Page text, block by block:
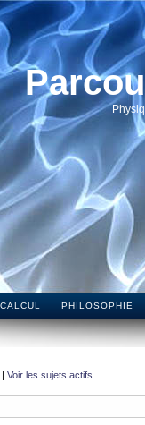
CALCUL PHILOSOPHIE
| Voir les sujets actifs